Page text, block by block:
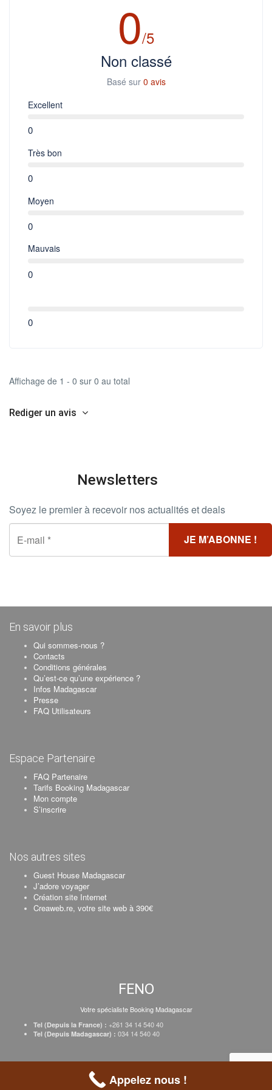
0/5
Non classé
Basé sur 0 avis
Excellent
0
Très bon
0
Moyen
0
Mauvais
0
0
Affichage de 1 - 0 sur 0 au total
Rediger un avis
Newsletters
Soyez le premier à recevoir nos actualités et deals
En savoir plus
Qui sommes-nous ?
Contacts
Conditions générales
Qu’est-ce qu’une expérience ?
Infos Madagascar
Presse
FAQ Utilisateurs
Espace Partenaire
FAQ Partenaire
Tarifs Booking Madagascar
Mon compte
S’inscrire
Nos autres sites
Guest House Madagascar
J’adore voyager
Création site Internet
Creaweb.re, votre site web à 390€
FENO
Votre spécialiste Booking Madagascar
Tel (Depuis la France) : +261 34 14 540 40
Tel (Depuis Madagascar) : 034 14 540 40
Création Creaweb–Inscrire votre établissement–Tarifs–Mentions Légales
Appelez nous !